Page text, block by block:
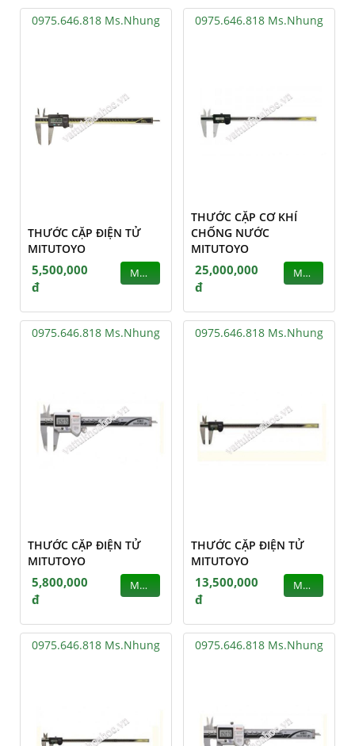
0975.646.818 Ms.Nhung
THƯỚC CẶP ĐIỆN TỬ
MITUTOYO
5,500,000
đ
MUA
0975.646.818 Ms.Nhung
THƯỚC CẶP CƠ KHÍ
CHỐNG NƯỚC
MITUTOYO
25,000,000
đ
MUA
0975.646.818 Ms.Nhung
THƯỚC CẶP ĐIỆN TỬ
MITUTOYO
5,800,000
đ
MUA
0975.646.818 Ms.Nhung
THƯỚC CẶP ĐIỆN TỬ
MITUTOYO
13,500,000
đ
MUA
0975.646.818 Ms.Nhung 0975.646.818 Ms.Nhung